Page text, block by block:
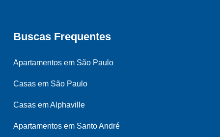
Buscas Frequentes
Apartamentos em São Paulo
Casas em São Paulo
Casas em Alphaville
Apartamentos em Santo André